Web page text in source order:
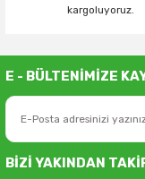
kargoluyoruz.
E - BÜLTENİMİZE
BİZİ YAKINDAN